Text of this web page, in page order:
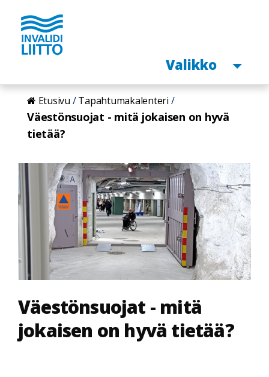
Hyppää
pääsisältöön
Avaa
Valikko
Etusivu Tapahtumakalenteri
Väestönsuojat - mitä jokaisen on hyvä
tietää?
Väestönsuojat - mitä
jokaisen on hyvä tietää?